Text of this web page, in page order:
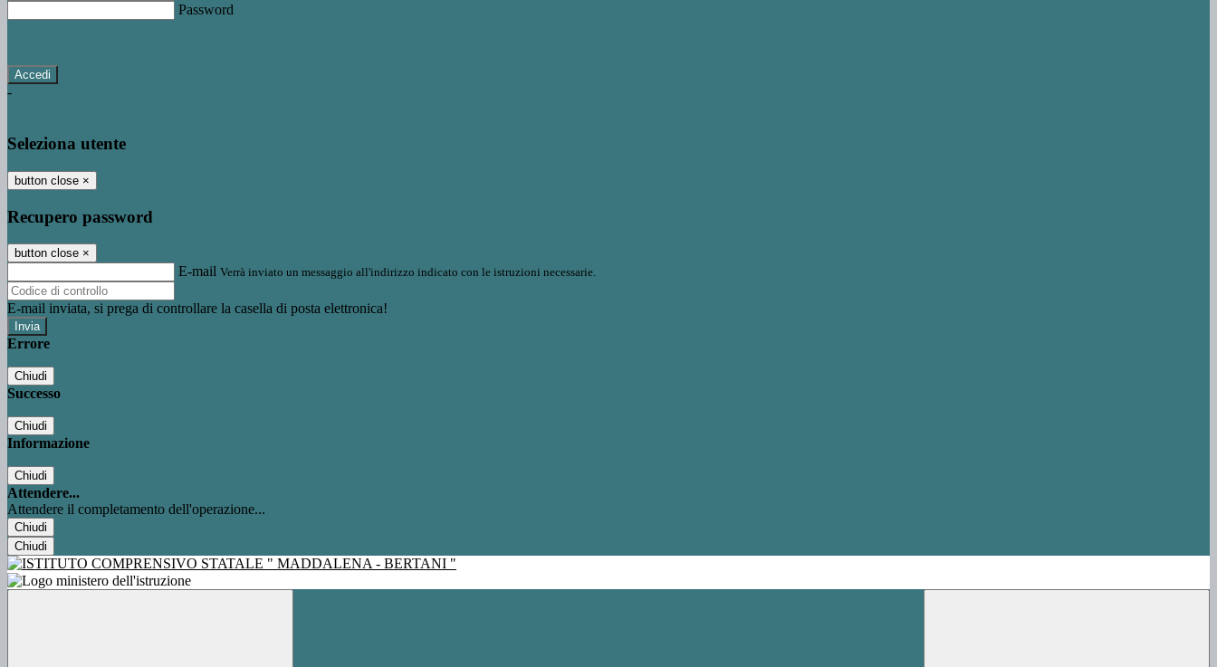
Password
-
Seleziona utente
button close ×
Recupero password
button close ×
E-mail Verrà inviato un messaggio all'indirizzo indicato con le istruzioni necessarie.
E-mail inviata, si prega di controllare la casella di posta elettronica!
Errore
Chiudi
Successo
Chiudi
Informazione
Chiudi
Attendere...
Attendere il completamento dell'operazione...
Chiudi
Chiudi